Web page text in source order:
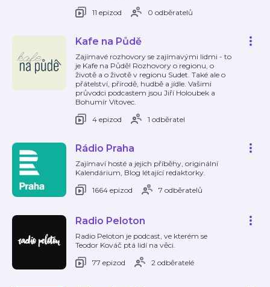
11 epizod
0 odběratelů
Kafe na Půdě
Zajímavé rozhovory se zajímavými lidmi - to
je Kafe na Půdě! Rozhovory o regionu, o
životě a o životě v regionu Sudet. Také ale o
přátelství, přírodě, hudbě a jídle. Vašimi
průvodci podcastem jsou Jiří Holoubek a
Bohumír Vítovec.
4 epizod
1 odběratel
Rádio Praha
Zajímaví hosté a jejich příběhy, originální
Kalendárium, Blog létající redaktorky.
1664 epizod
7 odběratelů
Radio Peloton
Radio Peloton je podcast, ve kterém se
Teodor Kováč ptá lidí na věci.
77 epizod
2 odběratelé